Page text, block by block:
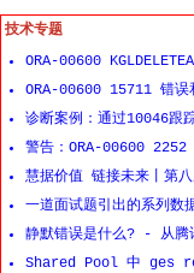
技术专题
ORA-00600
ORA-00600 15711 错
诊断案例：通过10046跟
警告：ORA-00600 2252
慧据价值 链接未来丨第
一道面试题引出的系列数
静默错误是什么? - 从腾
Shared Pool 中 ges